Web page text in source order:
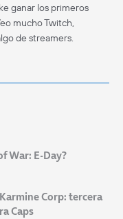
ganar los primeros
mucho Twitch,
de streamers.
War: E-Day?
Corp: tercera
Caps